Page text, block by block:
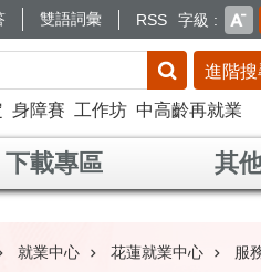
雙語詞彙 RSS 字級
進階搜
身障賽 工作坊 中高齡再就業
下載專區 其
就業中心 花蓮就業中心 服